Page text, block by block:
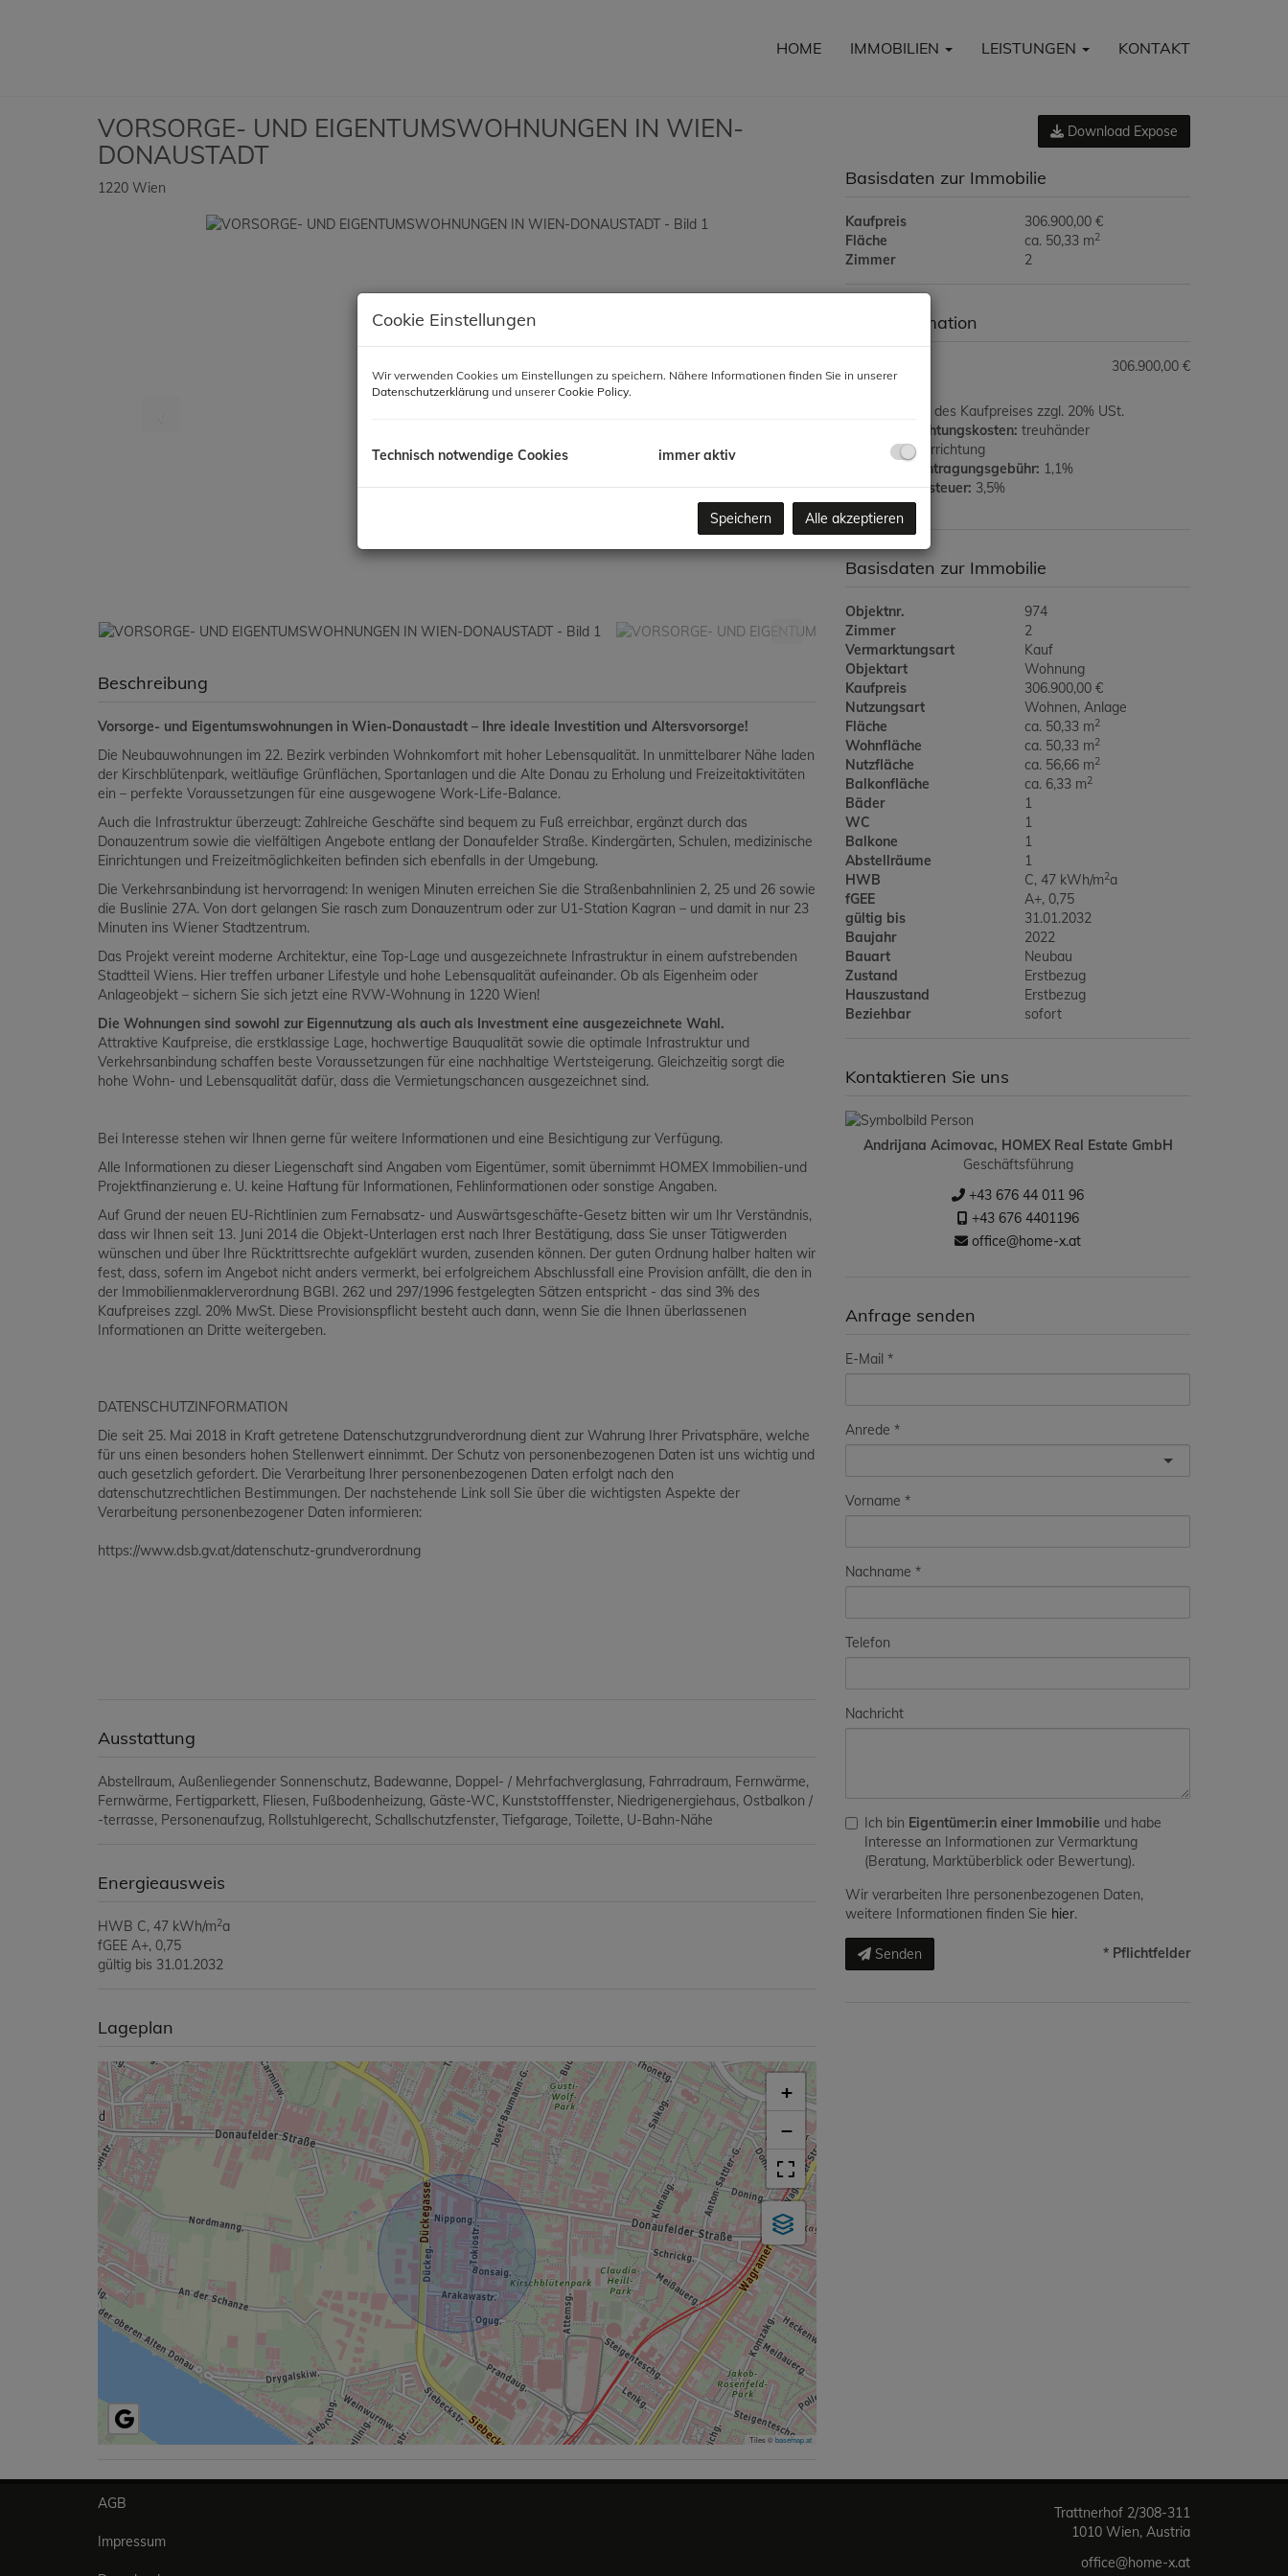
HOME IMMOBILIEN LEISTUNGEN KONTAKT
VORSORGE- UND EIGENTUMSWOHNUNGEN IN WIEN-
DONAUSTADT
1220 Wien
Beschreibung
Vorsorge- und Eigentumswohnungen in Wien-Donaustadt – Ihre ideale Investition und Altersvorsorge!
Die Neubauwohnungen im 22. Bezirk verbinden Wohnkomfort mit hoher Lebensqualität. In unmittelbarer Nähe laden
der Kirschblütenpark, weitläufige Grünflächen, Sportanlagen und die Alte Donau zu Erholung und Freizeitaktivitäten
ein – perfekte Voraussetzungen für eine ausgewogene Work-Life-Balance.
Auch die Infrastruktur überzeugt: Zahlreiche Geschäfte sind bequem zu Fuß erreichbar, ergänzt durch das
Donauzentrum sowie die vielfältigen Angebote entlang der Donaufelder Straße. Kindergärten, Schulen, medizinische
Einrichtungen und Freizeitmöglichkeiten befinden sich ebenfalls in der Umgebung.
Die Verkehrsanbindung ist hervorragend: In wenigen Minuten erreichen Sie die Straßenbahnlinien 2, 25 und 26 sowie
die Buslinie 27A. Von dort gelangen Sie rasch zum Donauzentrum oder zur U1-Station Kagran – und damit in nur 23
Minuten ins Wiener Stadtzentrum.
Das Projekt vereint moderne Architektur, eine Top-Lage und ausgezeichnete Infrastruktur in einem aufstrebenden
Stadtteil Wiens. Hier treffen urbaner Lifestyle und hohe Lebensqualität aufeinander. Ob als Eigenheim oder
Anlageobjekt – sichern Sie sich jetzt eine RVW-Wohnung in 1220 Wien!
Die Wohnungen sind sowohl zur Eigennutzung als auch als Investment eine ausgezeichnete Wahl.
Attraktive Kaufpreise, die erstklassige Lage, hochwertige Bauqualität sowie die optimale Infrastruktur und
Verkehrsanbindung schaffen beste Voraussetzungen für eine nachhaltige Wertsteigerung. Gleichzeitig sorgt die
hohe Wohn- und Lebensqualität dafür, dass die Vermietungschancen ausgezeichnet sind.
Bei Interesse stehen wir Ihnen gerne für weitere Informationen und eine Besichtigung zur Verfügung.
Alle Informationen zu dieser Liegenschaft sind Angaben vom Eigentümer, somit übernimmt HOMEX Immobilien-und
Projektfinanzierung e. U. keine Haftung für Informationen, Fehlinformationen oder sonstige Angaben.
Auf Grund der neuen EU-Richtlinien zum Fernabsatz- und Auswärtsgeschäfte-Gesetz bitten wir um Ihr Verständnis,
dass wir Ihnen seit 13. Juni 2014 die Objekt-Unterlagen erst nach Ihrer Bestätigung, dass Sie unser Tätigwerden
wünschen und über Ihre Rücktrittsrechte aufgeklärt wurden, zusenden können. Der guten Ordnung halber halten wir
fest, dass, sofern im Angebot nicht anders vermerkt, bei erfolgreichem Abschlussfall eine Provision anfällt, die den in
der Immobilienmaklerverordnung BGBI. 262 und 297/1996 festgelegten Sätzen entspricht - das sind 3% des
Kaufpreises zzgl. 20% MwSt. Diese Provisionspflicht besteht auch dann, wenn Sie die Ihnen überlassenen
Informationen an Dritte weitergeben.
DATENSCHUTZINFORMATION
Die seit 25. Mai 2018 in Kraft getretene Datenschutzgrundverordnung dient zur Wahrung Ihrer Privatsphäre, welche
für uns einen besonders hohen Stellenwert einnimmt. Der Schutz von personenbezogenen Daten ist uns wichtig und
auch gesetzlich gefordert. Die Verarbeitung Ihrer personenbezogenen Daten erfolgt nach den
datenschutzrechtlichen Bestimmungen. Der nachstehende Link soll Sie über die wichtigsten Aspekte der
Verarbeitung personenbezogener Daten informieren:
https://www.dsb.gv.at/datenschutz-grundverordnung
Ausstattung
Abstellraum Außenliegender Sonnenschutz Badewanne Doppel- / Mehrfachverglasung Fahrradraum Fernwärme
Fernwärme Fertigparkett Fliesen Fußbodenheizung Gäste-WC Kunststofffenster Niedrigenergiehaus Ostbalkon /
-terrasse Personenaufzug Rollstuhlgerecht Schallschutzfenster Tiefgarage Toilette U-Bahn-Nähe
Energieausweis
HWB C, 47 kWh/m2a
fGEE A+, 0,75
gültig bis 31.01.2032
Lageplan
+
−
Tiles ©basemap.at
Download Expose
Basisdaten zur Immobilie
Kaufpreis
306.900,00 €
Fläche
ca. 50,33 m2
Zimmer 2
Preisinformation
306.900,00 €
3% des Kaufpreises zzgl. 20% USt.
Vertragserrichtungskosten: treuhänder
/Kaufvertragerrichtung
Grundbucheintragungsgebühr: 1,1%
Grunderwerbsteuer: 3,5%
Basisdaten zur Immobilie
Objektnr.
974
Zimmer
2
Vermarktungsart
Kauf
Objektart
Wohnung
Kaufpreis
306.900,00 €
Nutzungsart
Wohnen Anlage
Fläche
ca. 50,33 m2
Wohnfläche ca. 50,33 m2
Nutzfläche ca. 56,66 m2
Balkonfläche ca. 6,33 m2
Bäder
1
WC
1
Balkone
1
Abstellräume
1
HWB
C, 47 kWh/m2a
fGEE
A+, 0,75
gültig bis
31.01.2032
Baujahr
2022
Bauart
Neubau
Zustand
Erstbezug
Hauszustand
Erstbezug
Beziehbar
sofort
Kontaktieren Sie uns
Andrijana Acimovac, HOMEX Real Estate GmbH
Geschäftsführung
+43 676 44 011 96
+43 676 4401196
office@home-x.at
Anfrage senden
E-Mail
Anrede
Vorname
Nachname
Telefon
Nachricht
Ich bin Eigentümer:in einer Immobilie und habe
Interesse an Informationen zur Vermarktung
(Beratung, Marktüberblick oder Bewertung).
Wir verarbeiten Ihre personenbezogenen Daten,
weitere Informationen finden Sie hier.
Senden * Pflichtfelder
AGB
Impressum
Trattnerhof 2/308-311
1010 Wien, Austria
office@home-x.at
Cookie Einstellungen
Wir verwenden Cookies um Einstellungen zu speichern. Nähere Informationen finden Sie in unserer
Datenschutzerklärung und unsererCookie Policy.
Technisch notwendige Cookies immer aktiv
Speichern Alle akzeptieren